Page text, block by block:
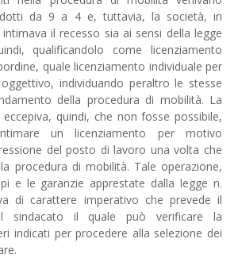
da 9 a 4 e, tuttavia, la società, in
il recesso sia ai sensi della legge
qualificandolo come licenziamento
quale licenziamento individuale per
individuando peraltro le stesse
della procedura di mobilità. La
quindi, che non fosse possibile,
un licenziamento per motivo
del posto di lavoro una volta che
procedura di mobilità. Tale operazione,
e le garanzie apprestate dalla legge n.
di carattere imperativo che prevede il
sindacato il quale può verificare la
indicati per procedere alla selezione dei